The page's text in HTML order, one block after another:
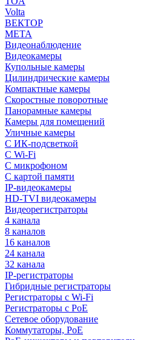
Volta
ВЕКТОР
МЕТА
Видеонаблюдение
Видеокамеры
Купольные камеры
Цилиндрические камеры
Компактные камеры
Скоростные поворотные
Панорамные камеры
Камеры для помещений
Уличные камеры
С ИК-подсветкой
С Wi-Fi
С микрофоном
С картой памяти
IP-видеокамеры
HD-TVI видеокамеры
Видеорегистраторы
4 канала
8 каналов
16 каналов
24 канала
32 канала
IP-регистраторы
Гибридные регистраторы
Регистраторы с Wi-Fi
Регистраторы с PoE
Сетевое оборудование
Коммутаторы, PoE